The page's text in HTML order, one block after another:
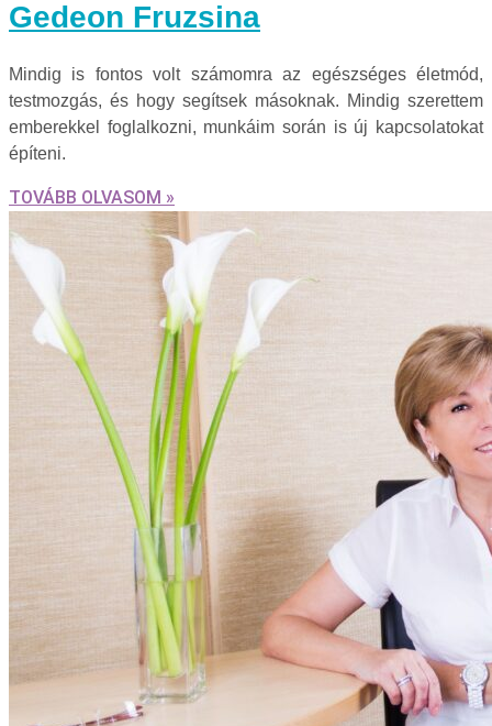
Gedeon Fruzsina
Mindig is fontos volt számomra az egészséges életmód,
testmozgás, és hogy segítsek másoknak. Mindig szerettem
emberekkel foglalkozni, munkáim során is új kapcsolatokat
építeni.
TOVÁBB OLVASOM »